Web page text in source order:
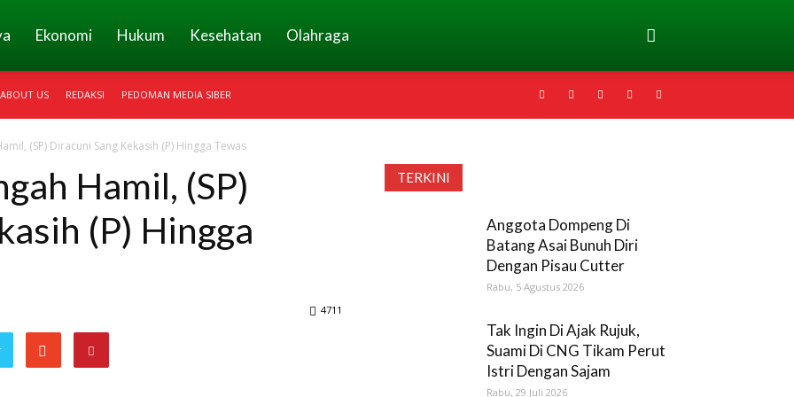
Ekonomi Hukum Kesehatan Olahraga
ABOUT US REDAKSI PEDOMAN MEDIA SIBER
(SP) Diracuni Sang Kekasih (P) Hingga Tewas
Hamil, (SP)
(P) Hingga
4711
TERKINI
Anggota Dompeng Di
Batang Asai Bunuh Diri
Dengan Pisau Cutter
Rabu, 5 Agustus 2026
Tak Ingin Di Ajak Rujuk,
Suami Di CNG Tikam Perut
Istri Dengan Sajam
Rabu, 29 Juli 2026